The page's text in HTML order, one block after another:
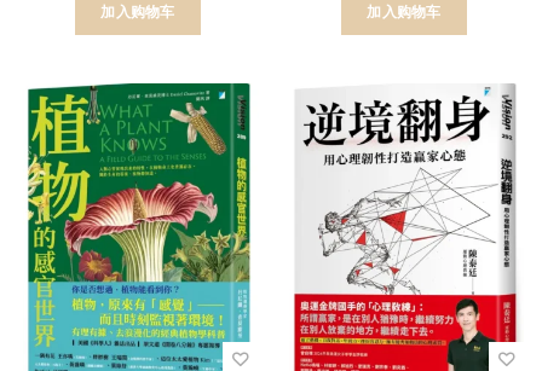
加入购物车 加入购物车